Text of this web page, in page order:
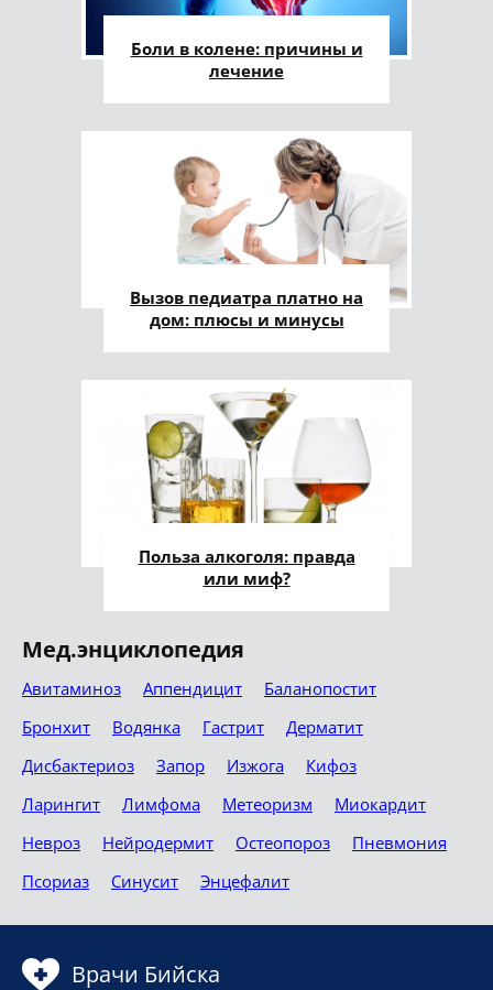
Боли в колене: причины и
лечение
Вызов педиатра платно на
дом: плюсы и минусы
Польза алкоголя: правда
или миф?
Мед.энциклопедия
Авитаминоз Аппендицит
Баланопостит
Бронхит
Водянка Гастрит
Дерматит
Дисбактериоз
Запор Изжога
Кифоз
Ларингит
Лимфома Метеоризм
Миокардит
Невроз
Нейродермит Остеопороз
Пневмония
Псориаз
Синусит Энцефалит
Врачи Бийска